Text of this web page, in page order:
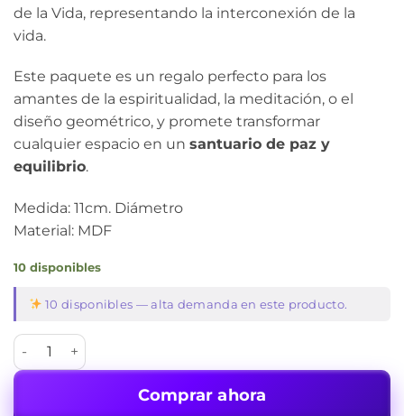
de la Vida, representando la interconexión de la
vida.
Este paquete es un regalo perfecto para los
amantes de la espiritualidad, la meditación, o el
diseño geométrico, y promete transformar
cualquier espacio en un santuario de paz y
equilibrio.
Medida: 11cm. Diámetro
Material: MDF
10 disponibles
10 disponibles — alta demanda en este producto.
Paquete 2 calados Geometría Sagrada 11cm. cantidad
Comprar ahora